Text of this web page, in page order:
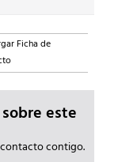
Ficha de
este
contigo.